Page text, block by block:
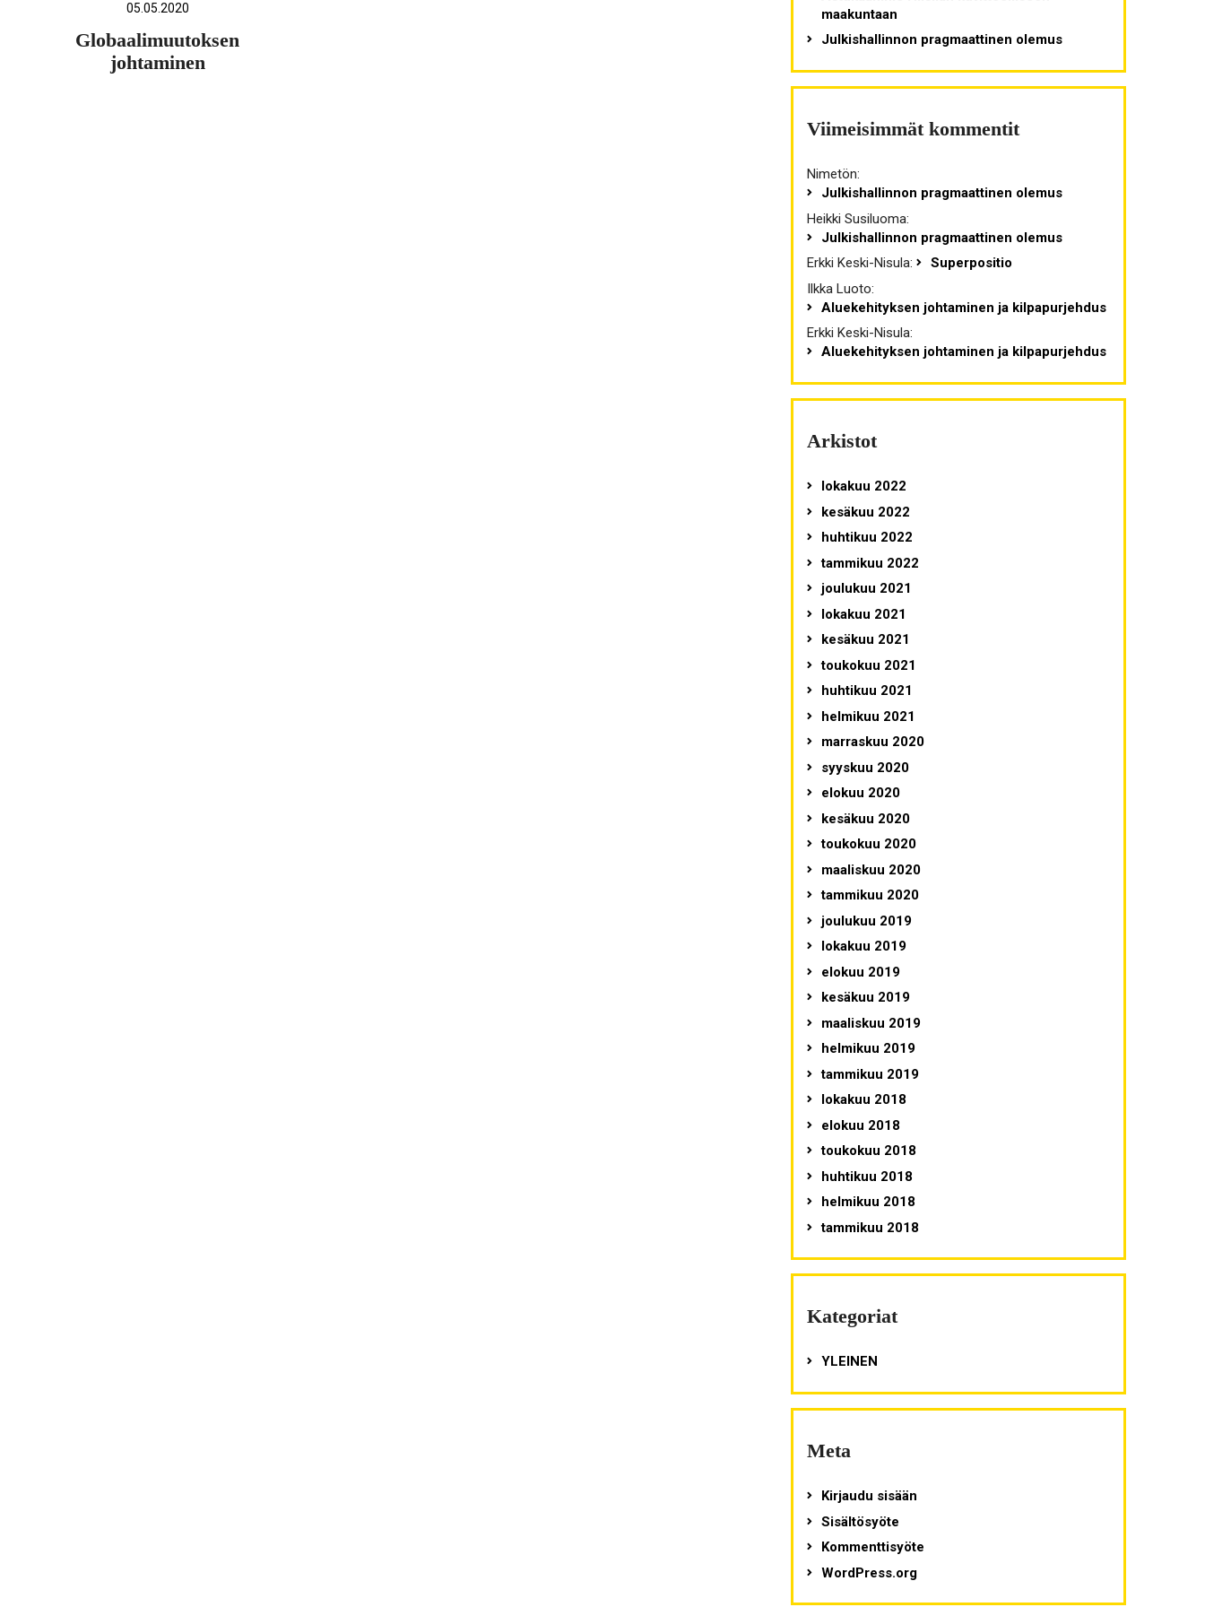
05.05.2020
Globaalimuutoksen
johtaminen
maakuntaan
Julkishallinnon pragmaattinen olemus
Viimeisimmät kommentit
Nimetön:
Julkishallinnon pragmaattinen olemus
Heikki Susiluoma:
Julkishallinnon pragmaattinen olemus
Erkki Keski-Nisula:
Superpositio
Ilkka Luoto:
Aluekehityksen johtaminen ja kilpapurjehdus
Erkki Keski-Nisula:
Aluekehityksen johtaminen ja kilpapurjehdus
Arkistot
lokakuu 2022
kesäkuu 2022
huhtikuu 2022
tammikuu 2022
joulukuu 2021
lokakuu 2021
kesäkuu 2021
toukokuu 2021
huhtikuu 2021
helmikuu 2021
marraskuu 2020
syyskuu 2020
elokuu 2020
kesäkuu 2020
toukokuu 2020
maaliskuu 2020
tammikuu 2020
joulukuu 2019
lokakuu 2019
elokuu 2019
kesäkuu 2019
maaliskuu 2019
helmikuu 2019
tammikuu 2019
lokakuu 2018
elokuu 2018
toukokuu 2018
huhtikuu 2018
helmikuu 2018
tammikuu 2018
Kategoriat
YLEINEN
Meta
Kirjaudu sisään
Sisältösyöte
Kommenttisyöte
WordPress.org